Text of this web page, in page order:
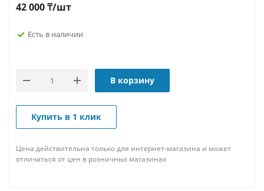
42 000₸/шт
Есть в наличии
В корзину
Купить в 1 клик
Цена действительна только для интернет-магазина и может
отличаться от цен в розничных магазинах